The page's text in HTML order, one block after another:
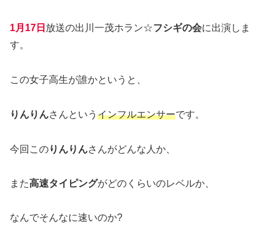
1月17日 放送の出川一茂ホラン☆フシギの会に出演しま
す。
この女子高生が誰かというと、
りんりんさんという インフルエンサーです。
今回このりんりんさんがどんな人か、
また高速タイピングがどのくらいのレベルか、
なんでそんなに速いのか?